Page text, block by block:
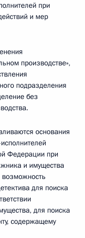
при
и мер
производстве»,
подразделения
без
основания
Федерации при
и имущества
возможность
для поиска
для поиска
содержащему